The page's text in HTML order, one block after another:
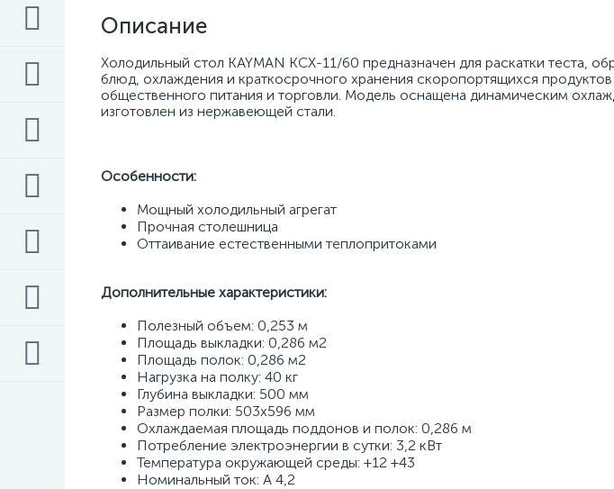
Описание
Холодильный стол KAYMAN КСХ-11/60 предназначен для раскатки теста,
блюд, охлаждения и краткосрочного хранения скоропортящихся
общественного питания и торговли. Модель оснащена динамическим
изготовлен из нержавеющей стали.
Особенности:
Мощный холодильный агрегат
Прочная столешница
Оттаивание естественными теплопритоками
Дополнительные характеристики:
Полезный объем: 0,253 м
Площадь выкладки: 0,286 м2
Площадь полок: 0,286 м2
Нагрузка на полку: 40 кг
Глубина выкладки: 500 мм
Размер полки: 503х596 мм
Охлаждаемая площадь поддонов и полок: 0,286 м
Потребление электроэнергии в сутки: 3,2 кВт
Температура окружающей среды: +12 +43
Номинальный ток: A 4,2